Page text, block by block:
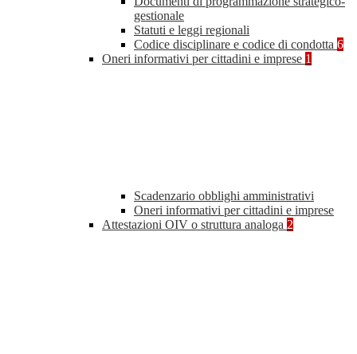
gestionale
Statuti e leggi regionali
Codice disciplinare e codice di condotta 6
Oneri informativi per cittadini e imprese 1
Scadenzario obblighi amministrativi
Oneri informativi per cittadini e imprese
Attestazioni OIV o struttura analoga 2